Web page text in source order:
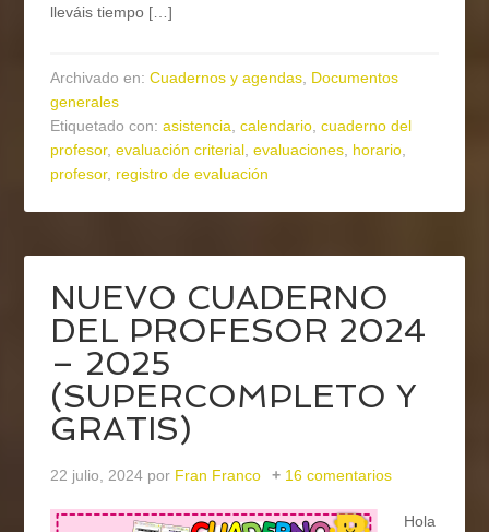
lleváis tiempo […]
Archivado en:Cuadernos y agendas, Documentos
generales
Etiquetado con:asistencia,calendario,cuaderno del
profesor,evaluación criterial,evaluaciones, horario,
profesor, registro de evaluación
NUEVO CUADERNO
DEL PROFESOR 2024
– 2025
(SUPERCOMPLETO Y
GRATIS)
22 julio, 2024 por Fran Franco 16 comentarios
Hola